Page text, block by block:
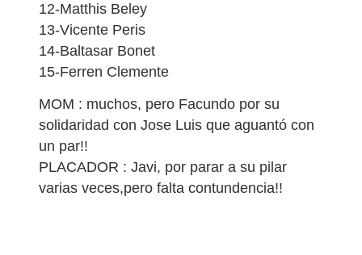
12-Matthis Beley
13-Vicente Peris
14-Baltasar Bonet
15-Ferren Clemente
MOM : muchos, pero Facundo por su
solidaridad con Jose Luis que aguantó con
un par!!
PLACADOR : Javi, por parar a su pilar
varias veces,pero falta contundencia!!